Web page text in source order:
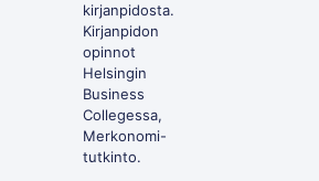
kirjanpidosta.
Kirjanpidon
opinnot
Helsingin
Business
Collegessa,
Merkonomi-
tutkinto.